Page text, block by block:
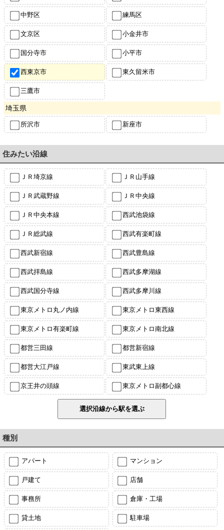
中野区 練馬区
文京区 小金井市
国分寺市 小平市
西東京市 東久留米市
三鷹市
埼玉県
所沢市 新座市
住みたい沿線
ＪＲ埼京線 ＪＲ山手線
ＪＲ武蔵野線 ＪＲ中央線
ＪＲ中央本線 西武池袋線
ＪＲ総武線 西武有楽町線
西武新宿線 西武豊島線
西武拝島線 西武多摩湖線
西武国分寺線 西武多摩川線
東京メトロ丸ノ内線 東京メトロ東西線
東京メトロ有楽町線 東京メトロ南北線
都営三田線 都営新宿線
都営大江戸線 東武東上線
京王井の頭線 東京メトロ副都心線
種別
アパート マンション
戸建て 店舗
事務所 倉庫・工場
貸土地 駐車場